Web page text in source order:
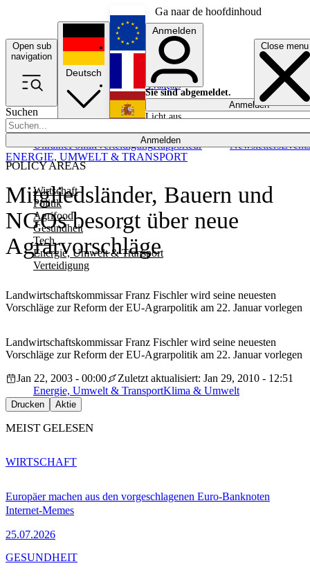
Ga naar de hoofdinhoud
Open sub
navigation
Close menu
Suchen
Anmelden
POLICY AREAS
Wirtschaft
Politik
Agrifood
Gesundheit
Tech
Energie, Umwelt & Transport
Verteidigung
UkrainePolitikVerteidigungRapporteur NewslettersEvents
Deutsch
English
Français
Anmelden
Sie sind abgemeldet.
Anmelden
Licht aus
Mitgliedsländer, Bauern und
NGOs besorgt über neue
Agrarvorschläge
Landwirtschaftskommissar Franz Fischler wird seine neuesten
Vorschläge zur Reform der EU-Agrarpolitik am 22. Januar vorlegen
ENERGIE, UMWELT & TRANSPORT
Landwirtschaftskommissar Franz Fischler wird seine neuesten
Vorschläge zur Reform der EU-Agrarpolitik am 22. Januar vorlegen
Jan 22, 2003 - 00:00
Zuletzt aktualisiert: Jan 29, 2010 - 12:51
Energie, Umwelt & TransportKlima & Umwelt
Drucken Aktie
MEIST GELESEN
Europäer machen aus den vorgeschlagenen Euro-Banknoten
Internet-Memes
25.07.2026
WIRTSCHAFT
GESUNDHEIT